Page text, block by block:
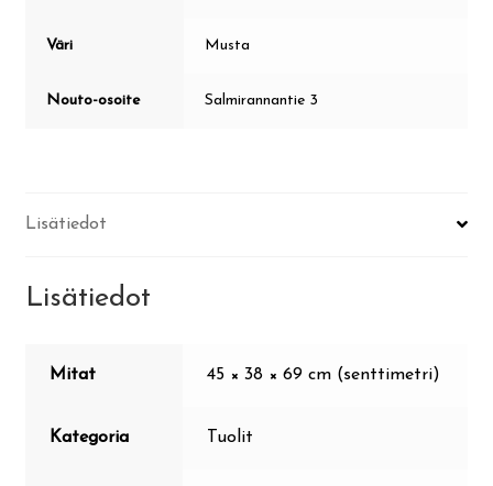
Väri Musta
Nouto-osoite Salmirannantie 3
Lisätiedot
Lisätiedot
Mitat 45 × 38 × 69 cm (senttimetri)
Kategoria Tuolit